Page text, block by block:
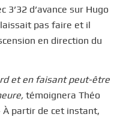
3’32 d’avance sur Hugo
pas faire et il
en direction du
et en faisant peut-être
témoignera Théo
À partir de cet instant,